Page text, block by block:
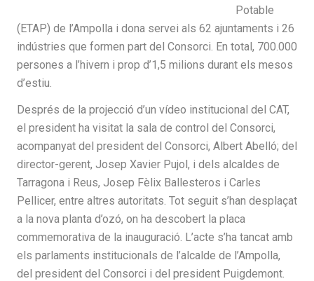
Potable
(ETAP) de l’Ampolla i dona servei als 62 ajuntaments i 26
indústries que formen part del Consorci. En total, 700.000
persones a l’hivern i prop d’1,5 milions durant els mesos
d’estiu.
Després de la projecció d’un vídeo institucional del CAT,
el president ha visitat la sala de control del Consorci,
acompanyat del president del Consorci, Albert Abelló; del
director-gerent, Josep Xavier Pujol, i dels alcaldes de
Tarragona i Reus, Josep Fèlix Ballesteros i Carles
Pellicer, entre altres autoritats. Tot seguit s’han desplaçat
a la nova planta d’ozó, on ha descobert la placa
commemorativa de la inauguració. L’acte s’ha tancat amb
els parlaments institucionals de l’alcalde de l’Ampolla,
del president del Consorci i del president Puigdemont.